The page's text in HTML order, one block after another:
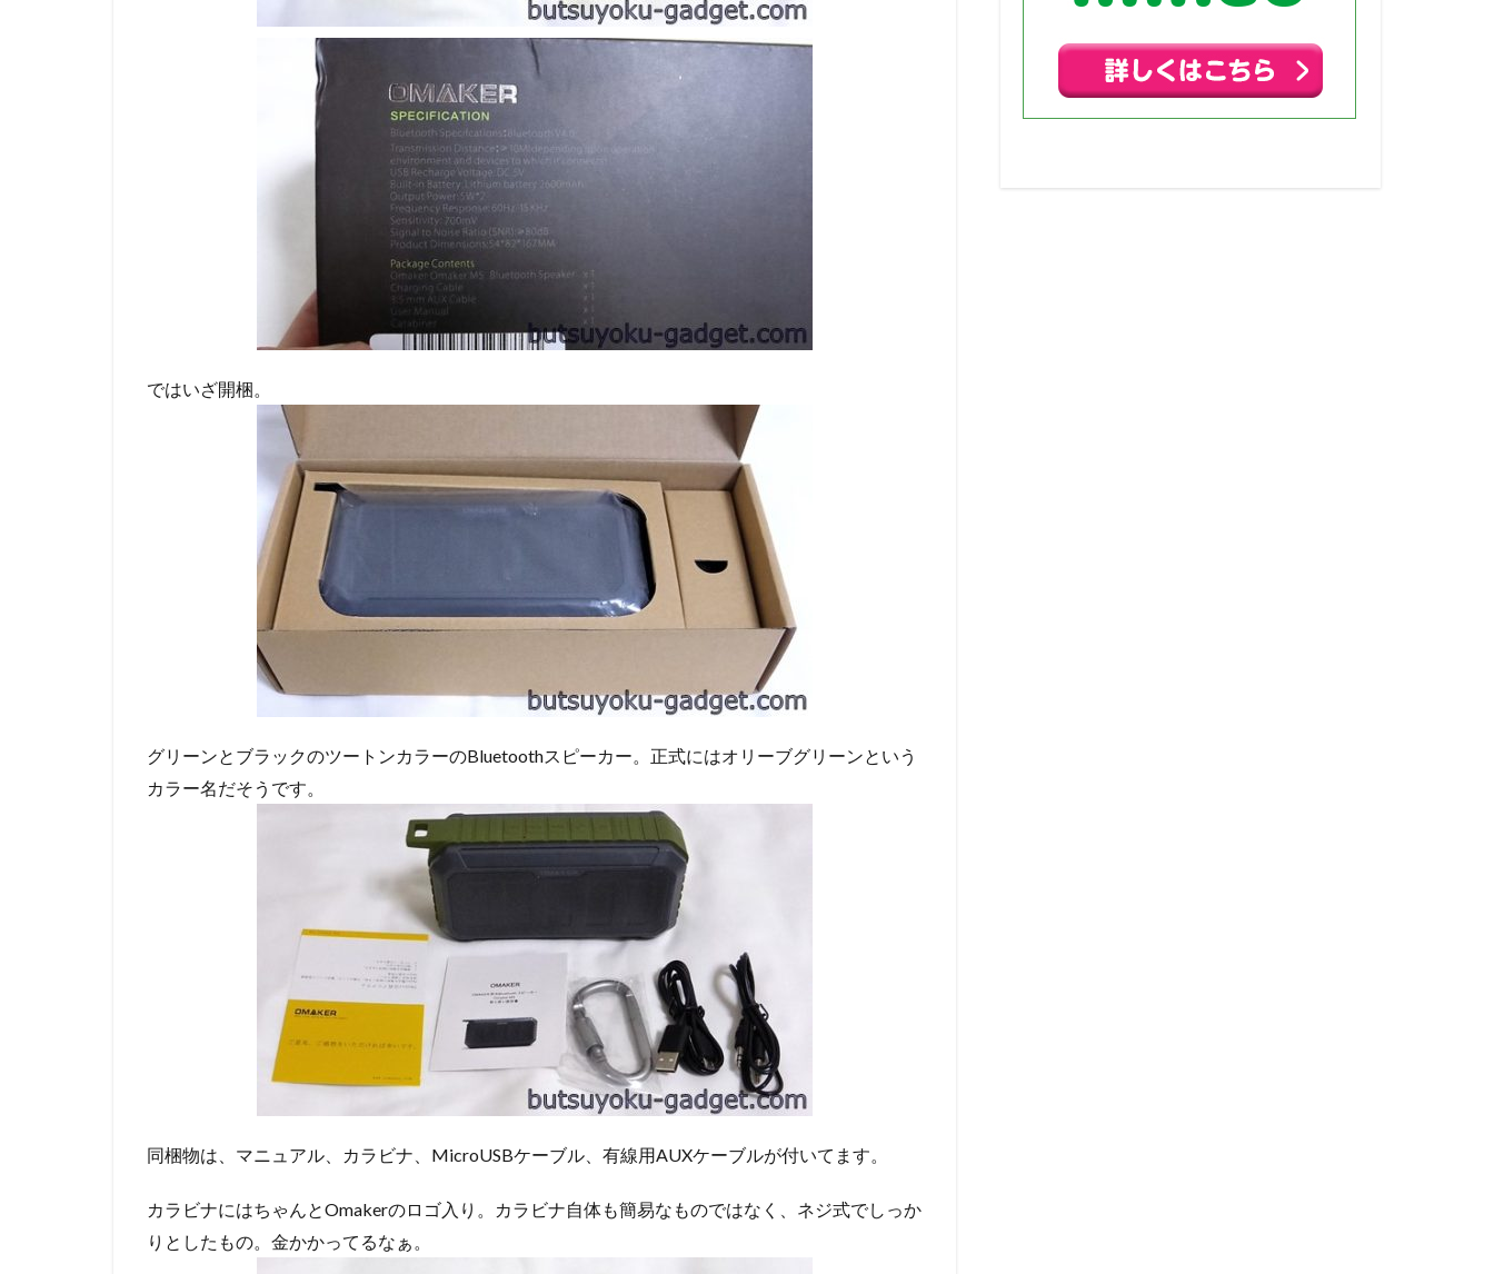
ではいざ開梱。
グリーンとブラックのツートンカラーのBluetoothスピーカー。正式にはオリーブグリーンという
カラー名だそうです。
同梱物は、マニュアル、カラビナ、MicroUSBケーブル、有線用AUXケーブルが付いてます。
カラビナにはちゃんとOmakerのロゴ入り。カラビナ自体も簡易なものではなく、ネジ式でしっか
りとしたもの。金かかってるなぁ。